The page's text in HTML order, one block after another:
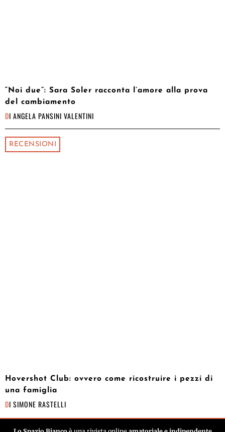
“Noi due”: Sara Soler racconta l’amore alla prova
del cambiamento
DI ANGELA PANSINI VALENTINI
RECENSIONI
Hovershot Club: ovvero come ricostruire i pezzi di
una famiglia
DI SIMONE RASTELLI